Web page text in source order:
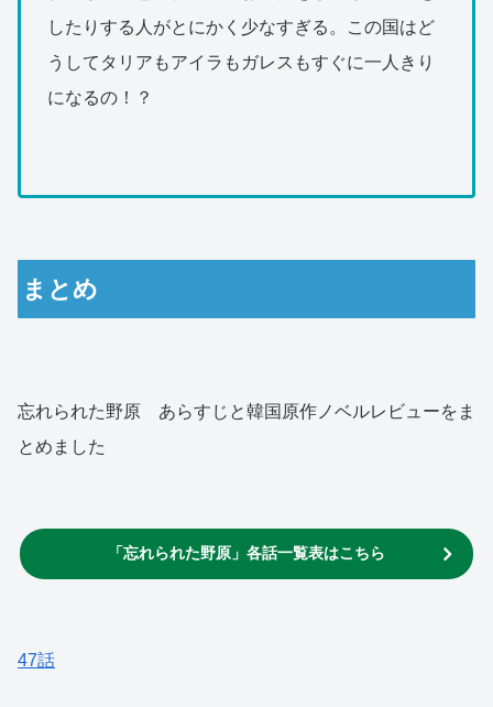
したりする人がとにかく少なすぎる。この国はど
うしてタリアもアイラもガレスもすぐに一人きり
になるの！？
まとめ
忘れられた野原 あらすじと韓国原作ノベルレビューをま
とめました
「忘れられた野原」各話一覧表はこちら
47話